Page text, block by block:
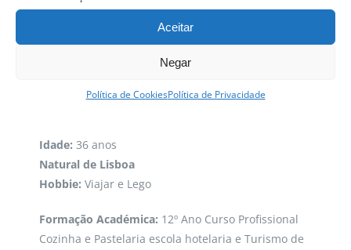
Aceitar
Negar
Política de CookiesPolítica de Privacidade
Idade: 36 anos
Natural de Lisboa
Hobbie: Viajar e Lego
Formação Académica: 12º Ano Curso Profissional
Cozinha e Pastelaria escola hotelaria e Turismo de